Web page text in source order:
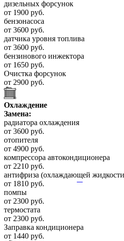
дизельных форсунок
от 1900 руб.
бензонасоса
от 3600 руб.
датчика уровня топлива
от 3600 руб.
бензинового инжектора
от 1650 руб.
Очистка форсунок
от 2900 руб.
Охлаждение
Замена:
радиатора охлаждения
от 3600 руб.
отопителя
от 4900 руб.
компрессора автокондиционера
от 2210 руб.
антифриза (охлаждающей
от 1810 руб.
помпы
от 2300 руб.
термостата
от 2300 руб.
Заправка кондиционера
от 1440 руб.